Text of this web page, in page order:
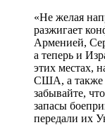
«Не желая
разжигает
Арменией,
а теперь и
этих местах,
США, а также
забывайте,
запасы
передали их